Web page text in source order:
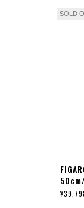
SOLD